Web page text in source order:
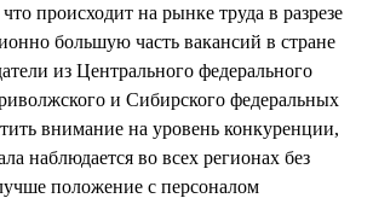
происходит на рынке труда в разрезе
большую часть вакансий в стране
из Центрального федерального
и Сибирского федеральных
внимание на уровень конкуренции,
наблюдается во всех регионах без
положение с персоналом